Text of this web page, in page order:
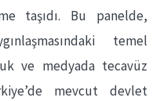
taşıdı. Bu panelde,
temel
ve medyada tecavüz
mevcut devlet